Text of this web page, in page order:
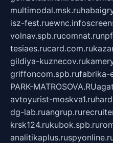
multimodal.msk.ru
isz-fest.ruewnc.info
volnav.spb.rucomnat.ru
tesiaes.rucard.com.ru
gildiya-kuznecov.ru
griffoncom.spb.rufabrika-
PARK-MATROSOVA.RU
avtoyurist-moskva1.ru
dg-lab.ruangrup.ru
krsk124.rukubok.spb.ru
analitikaplus.ru